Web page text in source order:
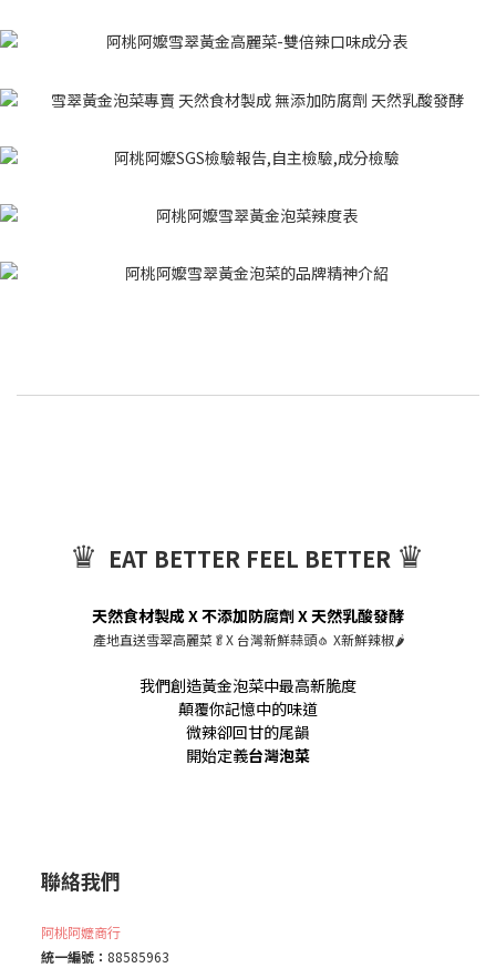
♛ EAT BETTER FEEL BETTER ♛
天然食材製成 X 不添加防腐劑 X 天然乳酸發酵
產地直送雪翠高麗菜🥬X 台灣新鮮蒜頭🧄 X新鮮辣椒🌶️
我們創造黃金泡菜中最高新脆度
顛覆你記憶中的味道
微辣卻回甘的尾韻
開始定義台灣泡菜
聯絡我們
阿桃阿嬤商行
統一編號： 88585963